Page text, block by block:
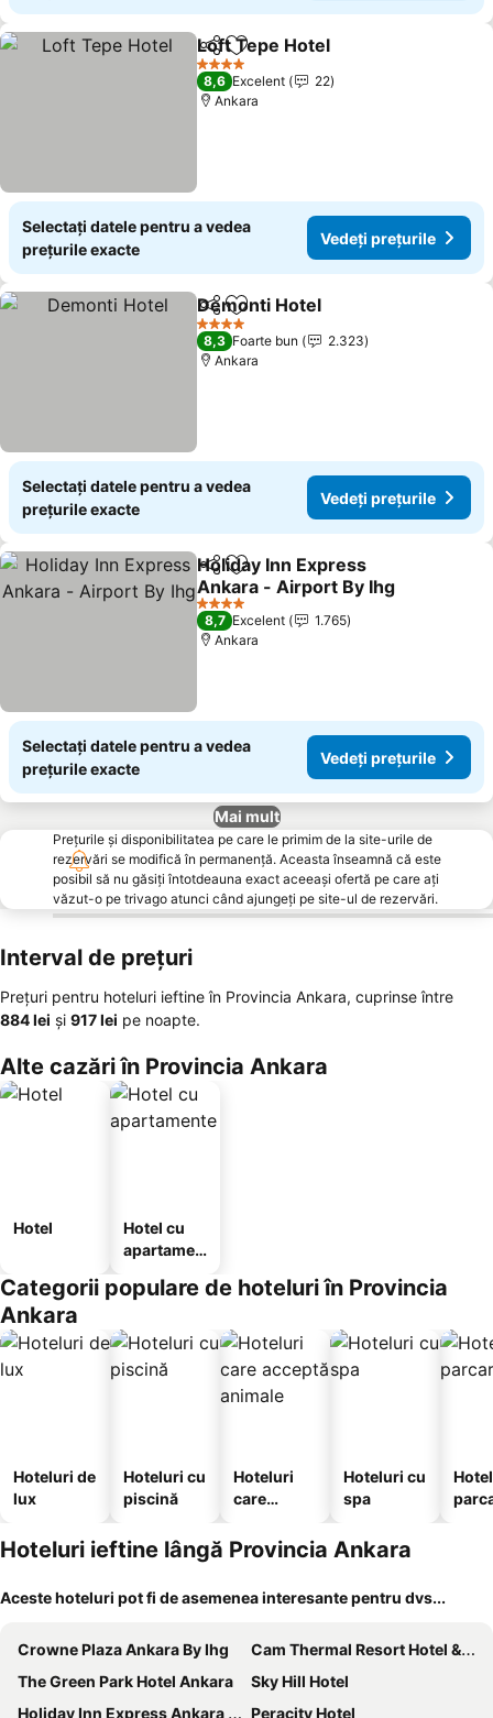
DistribuițiAdăugaţi la favorite
Loft Tepe Hotel
4 Stele
8,6 Excelent
22
Ankara
Selectați datele pentru a vedea
prețurile exacte
Vedeți prețurile
DistribuițiAdăugaţi la favorite
Demonti Hotel
4 Stele
8,3 Foarte bun
2.323
Ankara
Selectați datele pentru a vedea
prețurile exacte
Vedeți prețurile
DistribuițiAdăugaţi la favorite
Holiday Inn Express
Ankara - Airport By Ihg
4 Stele
8,7 Excelent
1.765
Ankara
Selectați datele pentru a vedea
prețurile exacte
Vedeți prețurile
Mai mult
Prețurile și disponibilitatea pe care le primim de la site-urile de
rezervări se modifică în permanență. Aceasta înseamnă că este
posibil să nu găsiți întotdeauna exact aceeași ofertă pe care ați
văzut-o pe trivago atunci când ajungeți pe site-ul de rezervări.
Interval de prețuri
Prețuri pentru hoteluri ieftine în Provincia Ankara, cuprinse între
‎884 lei și ‎917 lei pe noapte.
Alte cazări în Provincia Ankara
Hotel
Hotel cu
apartamen
Categorii populare de hoteluri în Provincia
Ankara
Hoteluri de
lux
Hoteluri cu
piscină
Hoteluri
care
animale
Hoteluri cu
spa
Hoteluri ieftine lângă Provincia Ankara
Aceste hoteluri pot fi de asemenea interesante pentru dvs...
Crowne Plaza Ankara By Ihg
Cam Thermal Resort Hotel & Spa
The Green Park Hotel Ankara
Sky Hill Hotel
Holiday Inn Express Ankara - Airport By Ihg
Peracity Hotel